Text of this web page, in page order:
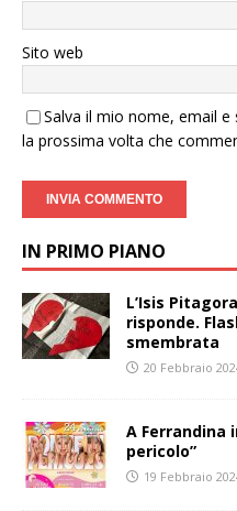
Sito web
Salva il mio nome, email
la prossima volta che
IN PRIMO PIANO
L’Isis
risponde.
smembrata
20 Febbraio
A Ferrandina
pericolo”
19 Febbraio